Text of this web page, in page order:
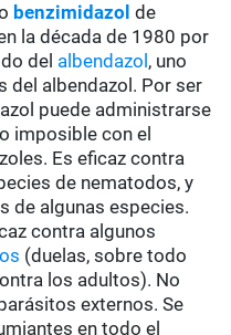
benzimidazol de
la década de 1980 por
del albendazol , uno
del albendazol. Por ser
puede administrarse
imposible con el
Es eficaz contra
de nematodos, y
de algunas especies.
contra algunos
(duelas, sobre todo
los adultos). No
externos. Se
en todo el